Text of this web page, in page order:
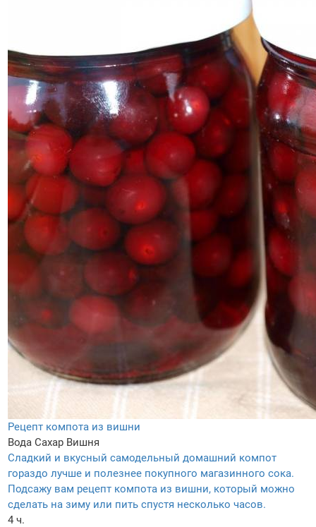
Рецепт компота из вишни
Вода Сахар Вишня
Сладкий и вкусный самодельный домашний компот
гораздо лучше и полезнее покупного магазинного сока.
Подсажу вам рецепт компота из вишни, который можно
сделать на зиму или пить спустя несколько часов.
4 ч.